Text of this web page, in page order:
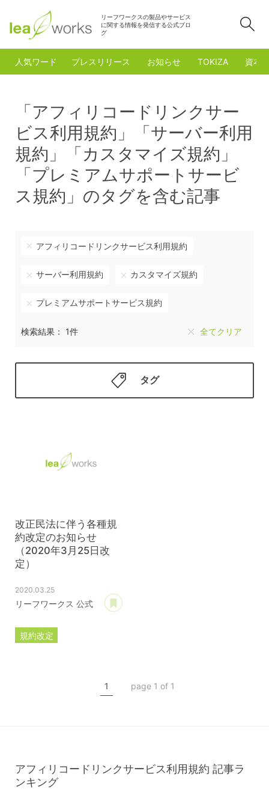
リーフワークスの製品やサービス
に関する情報を発信する公式ブロ
グ
人気ワード プレスリリース お知らせ TOKIZA 資本
「アフィリコードリンクサー
ビス利用規約」「サーバー利用
規約」「カスタマイズ規約」
「プレミアムサポートサービ
ス規約」のタグを含む記事
アフィリコードリンクサービス利用規約
サーバー利用規約 カスタマイズ規約
プレミアムサポートサービス規約
検索結果： 1件 全てクリア
タグ
改正民法に伴う各種規
約改定のお知らせ
（2020年3月25日改
定）
2020.03.25
リーフワークス 公式
規約改定
1 page 1 of 1
アフィリコードリンクサービス利用規約 記事ラ
ンキング